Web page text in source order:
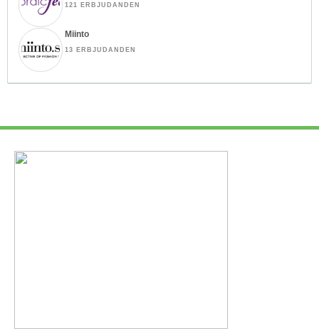
121 ERBJUDANDEN
Miinto
13 ERBJUDANDEN